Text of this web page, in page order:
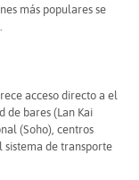
más populares se
acceso directo a el
de bares (Lan Kai
(Soho), centros
sistema de transporte